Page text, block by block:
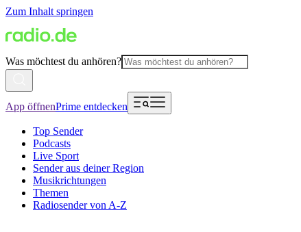
Zum Inhalt springen
Was möchtest du anhören?
App öffnenPrime entdecken
Top Sender
Podcasts
Live Sport
Sender aus deiner Region
Musikrichtungen
Themen
Radiosender von A-Z